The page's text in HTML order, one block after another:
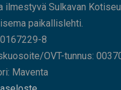
ilmestyvä Sulkavan
paikallislehti.
8
OVT-tunnus:
Maventa